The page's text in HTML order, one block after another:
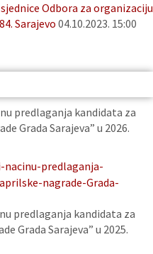
Odbora za organizaciju
Sarajevo 04.10.2023. 15:00
predlaganja kandidata za
Grada Sarajeva” u 2026.
predlaganja-
nagrade-Grada-
predlaganja kandidata za
Grada Sarajeva” u 2025.